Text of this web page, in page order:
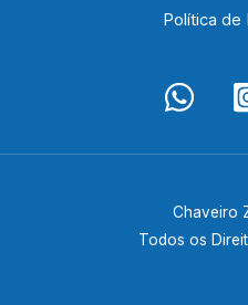
Política de
Chaveiro
Todos os